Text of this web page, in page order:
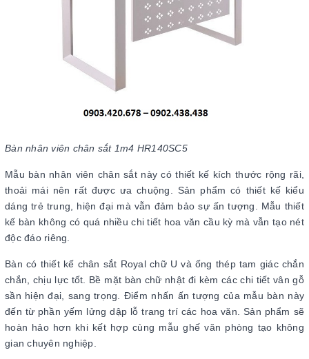
Bàn nhân viên chân sắt 1m4 HR140SC5
Mẫu bàn nhân viên chân sắt này có thiết kế kích thước rộng rãi,
thoải mái nên rất được ưa chuộng. Sản phẩm có thiết kế kiểu
dáng trẻ trung, hiện đại mà vẫn đảm bảo sự ấn tượng. Mẫu thiết
kế bàn không có quá nhiều chi tiết hoa văn cầu kỳ mà vẫn tạo nét
độc đáo riêng.
Bàn có thiết kế chân sắt Royal chữ U và ống thép tam giác chắn
chắn, chịu lực tốt. Bề mặt bàn chữ nhật đi kèm các chi tiết vân gỗ
sần hiện đại, sang trọng. Điểm nhấn ấn tượng của mẫu bàn này
đến từ phần yếm lửng dập lỗ trang trí các hoa văn. Sản phẩm sẽ
hoàn hảo hơn khi kết hợp cùng mẫu ghế văn phòng tạo không
gian chuyên nghiệp.